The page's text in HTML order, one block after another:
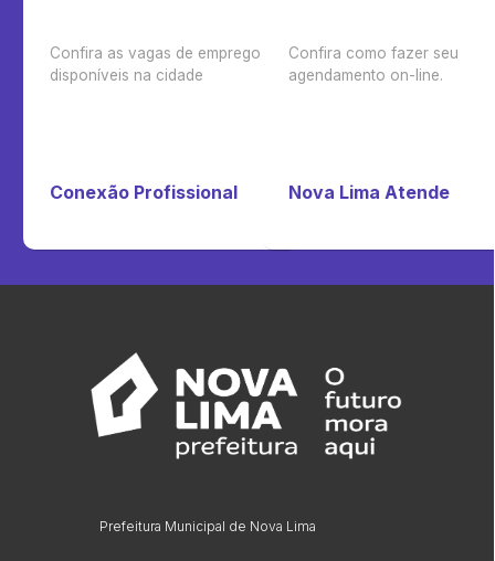
Confira as vagas de emprego
disponíveis na cidade
Conexão Profissional
Confira como fazer seu
agendamento on-line.
Nova Lima Atende
Prefeitura Municipal de Nova Lima